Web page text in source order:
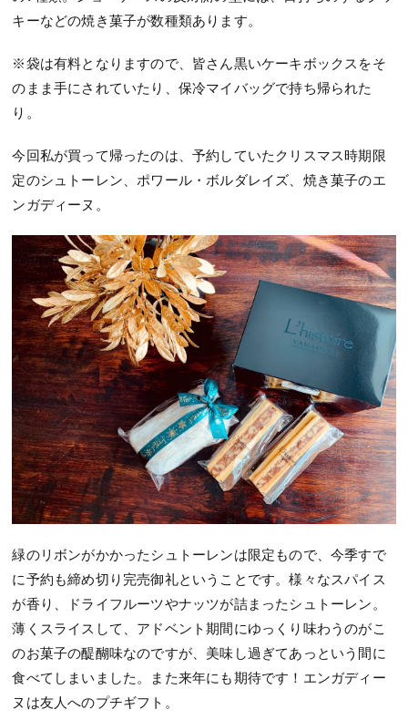
キーなどの焼き菓子が数種類あります。
※袋は有料となりますので、皆さん黒いケーキボックスをそ
のまま手にされていたり、保冷マイバッグで持ち帰られた
り。
今回私が買って帰ったのは、予約していたクリスマス時期限
定のシュトーレン、ポワール・ボルダレイズ、焼き菓子のエ
ンガディーヌ。
緑のリボンがかかったシュトーレンは限定もので、今季すで
に予約も締め切り完売御礼ということです。様々なスパイス
が香り、ドライフルーツやナッツが詰まったシュトーレン。
薄くスライスして、アドベント期間にゆっくり味わうのがこ
のお菓子の醍醐味なのですが、美味し過ぎてあっという間に
食べてしまいました。また来年にも期待です！エンガディー
ヌは友人へのプチギフト。